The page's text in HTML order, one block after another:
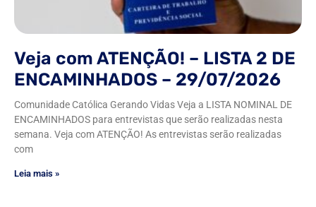
Veja com ATENÇÃO! – LISTA 2 DE
ENCAMINHADOS – 29/07/2026
Comunidade Católica Gerando Vidas Veja a LISTA NOMINAL DE
ENCAMINHADOS para entrevistas que serão realizadas nesta
semana. Veja com ATENÇÃO! As entrevistas serão realizadas
com
Leia mais »